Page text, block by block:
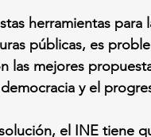
herramientas
públicas, es
las mejores
y el
el INE tiene